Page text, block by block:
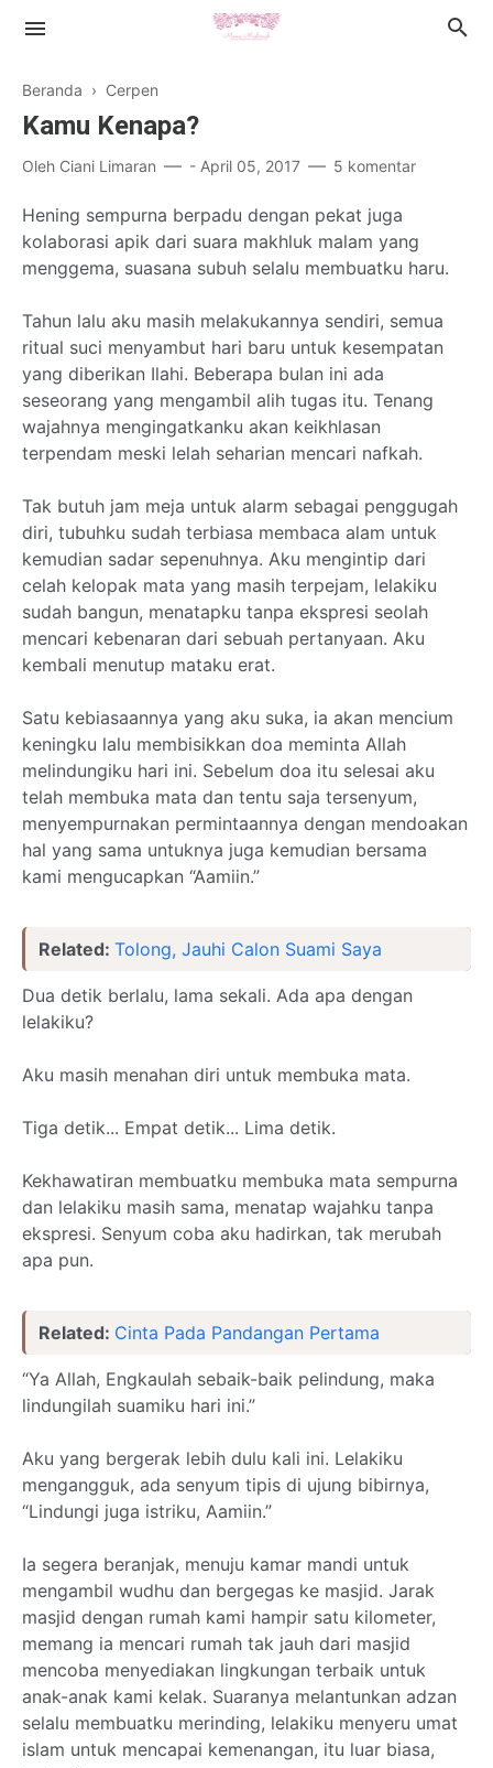
Islamic Lifestyle
Book Review
Cerpen
Beranda › Cerpen
Kamu Kenapa?
Oleh Ciani Limaran - April 05, 2017 5 komentar
Hening sempurna berpadu dengan pekat juga
kolaborasi apik dari suara makhluk malam yang
menggema, suasana subuh selalu membuatku haru.
Tahun lalu aku masih melakukannya sendiri, semua
ritual suci menyambut hari baru untuk kesempatan
yang diberikan Ilahi. Beberapa bulan ini ada
seseorang yang mengambil alih tugas itu. Tenang
wajahnya mengingatkanku akan keikhlasan
terpendam meski lelah seharian mencari nafkah.
Tak butuh jam meja untuk alarm sebagai penggugah
diri, tubuhku sudah terbiasa membaca alam untuk
kemudian sadar sepenuhnya. Aku mengintip dari
celah kelopak mata yang masih terpejam, lelakiku
sudah bangun, menatapku tanpa ekspresi seolah
mencari kebenaran dari sebuah pertanyaan. Aku
kembali menutup mataku erat.
Satu kebiasaannya yang aku suka, ia akan mencium
keningku lalu membisikkan doa meminta Allah
melindungiku hari ini. Sebelum doa itu selesai aku
telah membuka mata dan tentu saja tersenyum,
menyempurnakan permintaannya dengan mendoakan
hal yang sama untuknya juga kemudian bersama
kami mengucapkan “Aamiin.”
Related: Tolong, Jauhi Calon Suami Saya
Dua detik berlalu, lama sekali. Ada apa dengan
lelakiku?
Aku masih menahan diri untuk membuka mata.
Tiga detik... Empat detik... Lima detik.
Kekhawatiran membuatku membuka mata sempurna
dan lelakiku masih sama, menatap wajahku tanpa
ekspresi. Senyum coba aku hadirkan, tak merubah
apa pun.
Related: Cinta Pada Pandangan Pertama
“Ya Allah, Engkaulah sebaik-baik pelindung, maka
lindungilah suamiku hari ini.”
Aku yang bergerak lebih dulu kali ini. Lelakiku
mengangguk, ada senyum tipis di ujung bibirnya,
“Lindungi juga istriku, Aamiin.”
Ia segera beranjak, menuju kamar mandi untuk
mengambil wudhu dan bergegas ke masjid. Jarak
masjid dengan rumah kami hampir satu kilometer,
memang ia mencari rumah tak jauh dari masjid
mencoba menyediakan lingkungan terbaik untuk
anak-anak kami kelak. Suaranya melantunkan adzan
selalu membuatku merinding, lelakiku menyeru umat
islam untuk mencapai kemenangan, itu luar biasa,